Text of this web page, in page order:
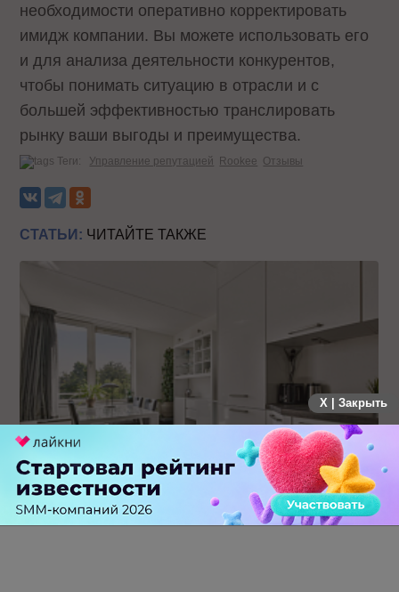
необходимости оперативно корректировать
имидж компании. Вы можете использовать его
и для анализа деятельности конкурентов,
чтобы понимать ситуацию в отрасли и с
большей эффективностью транслировать
рынку ваши выгоды и преимущества.
Теги: Управление репутацией Rookee Отзывы
СТАТЬИ: ЧИТАЙТЕ ТАКЖЕ
19 заявок за месяц: как производитель кухонь на заказ
протестировал Авито Рекламу в Самаре
X | Закрыть